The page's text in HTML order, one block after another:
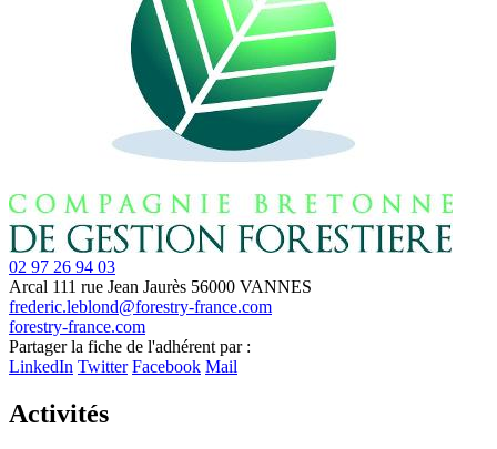
02 97 26 94 03
Arcal 111 rue Jean Jaurès 56000 VANNES
frederic.leblond@forestry-france.com
forestry-france.com
+
−
Partager la fiche de l'adhérent par :
LinkedIn Twitter Facebook Mail
Activités